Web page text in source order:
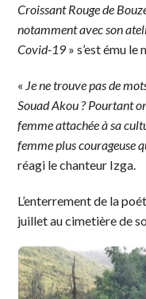
Croissant Rouge de
notamment avec son
Covid-19 » s’est ému
« Je ne trouve pas de
Souad Akou ? Pourtant
femme attachée à sa
femme plus courageuse
réagi le chanteur Izga.
L’enterrement de la
juillet au cimetière de